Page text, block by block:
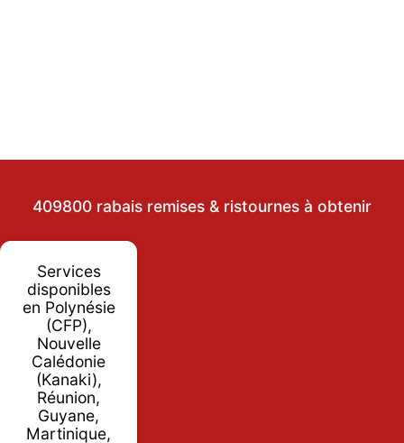
409800 rabais remises & ristournes à obtenir
Services
disponibles
en Polynésie
(CFP),
Nouvelle
Calédonie
(Kanaki),
Réunion,
Guyane,
Martinique,